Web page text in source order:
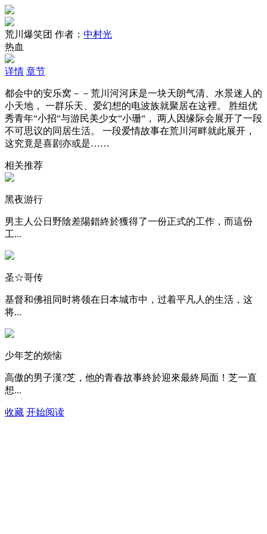
荒川爆笑团 作者： 中村光
热血
详情 章节
都会中的安乐窝－－荒川河河床是一块天朗气清、水景迷人的
小天地， 一群乐天、爱幻想的电波族就聚居在这裡。 胜组优
秀青年“小招“与游民美少女“小珊“， 两人因缘际会展开了一段
不可思议的同居生活。 一段爱情故事在荒川河畔就此展开，
这究竟是喜剧亦或是……
相关推荐
黑夜游行
男主人公日野陰差陽錯終於獲得了一份正式的工作，而這份
工...
圣☆哥传
基督和佛祖同时将领在日本城市中，过着平凡人的生活，这
将...
少年芝的烦恼
高傲的男子漢?芝，他的青春故事終於迎來最終局面！芝一直
想...
收藏 开始阅读